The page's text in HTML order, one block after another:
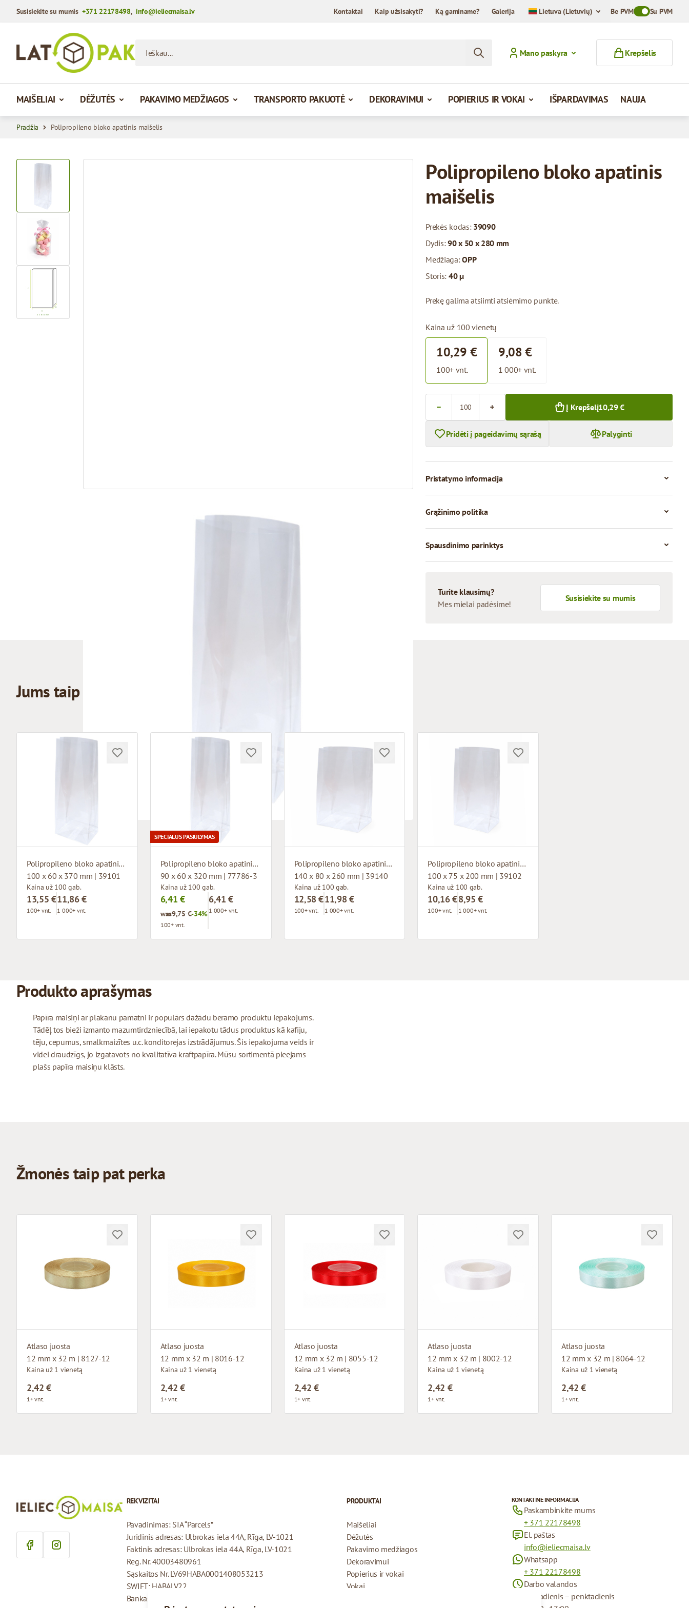
Susisiekite su mumis +371 22178498, info@ieliecmaisa.lv Kontaktai Kaip užsisakyti? Ką gaminame? Galerija Lietuva (Lietuvių) Be PVMToggle VAT
Su PVM
Mano paskyra Krepšelis
MAIŠELIAI DĖŽUTĖS PAKAVIMO MEDŽIAGOS TRANSPORTO PAKUOTĖ DEKORAVIMUI POPIERIUS IR VOKAI IŠPARDAVIMAS NAUJA
Pradžia Polipropileno bloko apatinis maišelis
View larger image
View larger image
View larger image
Polipropileno bloko apatinis
maišelis
Prekės kodas: 39090
Dydis:90 x 50 x 280 mm
Medžiaga:OPP
Storis: 40 µ
Prekę galima atsiimti atsiėmimo punkte.
Kaina už 100 vienetų
10,29 €
100+ vnt.
9,08 €
1 000+ vnt.
Į Krepšelį10,29 €
Pridėti į pageidavimų sąrašą Palyginti
Pristatymo informacija
Grąžinimo politika
Spausdinimo parinktys
Turite klausimų?
Mes mielai padėsime!
Susisiekite su mumis
Jums taip pat gali patikti
Polipropileno bloko apatinis maišelis
100 x 60 x 370 mm | 39101
Kaina už 100 gab.
13,55 €
100+ vnt.
11,86 €
1 000+ vnt.
SPECIALUS PASIŪLYMAS
Polipropileno bloko apatinis maišelis
90 x 60 x 320 mm | 77786-3
Kaina už 100 gab.
6,41 €
was9,75 €-34%
100+ vnt.
6,41 €
1 000+ vnt.
Polipropileno bloko apatinis maišelis
140 x 80 x 260 mm | 39140
Kaina už 100 gab.
12,58 €
100+ vnt.
11,98 €
1 000+ vnt.
Polipropileno bloko apatinis maišelis
100 x 75 x 200 mm | 39102
Kaina už 100 gab.
10,16 €
100+ vnt.
8,95 €
1 000+ vnt.
Produkto aprašymas
Papīra maisiņi ar plakanu pamatni ir populārs dažādu beramo produktu iepakojums.
Tādēļ tos bieži izmanto mazumtirdzniecībā, lai iepakotu tādus produktus kā kafiju,
tēju, cepumus, smalkmaizītes u.c. konditorejas izstrādājumus. Šis iepakojuma veids ir
videi draudzīgs, jo izgatavots no kvalitatīva kraftpapīra. Mūsu sortimentā pieejams
plašs papīra maisiņu klāsts.
Žmonės taip pat perka
Atlaso juosta
12 mm x 32 m | 8127-12
Kaina už 1 vienetą
2,42 €
1+ vnt.
Atlaso juosta
12 mm x 32 m | 8016-12
Kaina už 1 vienetą
2,42 €
1+ vnt.
Atlaso juosta
12 mm x 32 m | 8055-12
Kaina už 1 vienetą
2,42 €
1+ vnt.
Atlaso juosta
12 mm x 32 m | 8002-12
Kaina už 1 vienetą
2,42 €
1+ vnt.
Atlaso juosta
12 mm x 32 m | 8064-12
Kaina už 1 vienetą
2,42 €
1+ vnt.
REKVIZITAI
Pavadinimas: SIA “Parcels”
Juridinis adresas: Ulbrokas iela 44A, Rīga, LV-1021
Faktinis adresas: Ulbrokas iela 44A, Rīga, LV-1021
Reg. Nr. 40003480961
Sąskaitos Nr. LV69HABA0001408053213
SWIFT: HABALV22
Bankas: AS Swedbank
PRODUKTAI
Maišeliai
Dėžutės
Pakavimo medžiagos
Dekoravimui
Popierius ir vokai
Vokai
KONTAKTINĖ INFORMACIJA
Paskambinkite mums
+ 371 22178498
El. paštas
info@ieliecmaisa.lv
Whatsapp
+ 371 22178498
Darbo valandos
Pirmadienis – penktadienis